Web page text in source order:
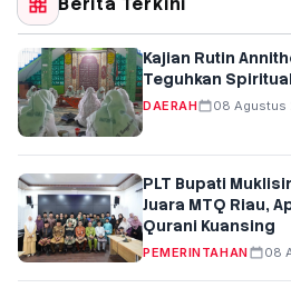
Kajian Rutin
Teguhkan
DAERAH 08 Agustus
PLT Bupati
Juara MTQ Riau,
Qurani Kuansing
PEMERINTAHAN 08